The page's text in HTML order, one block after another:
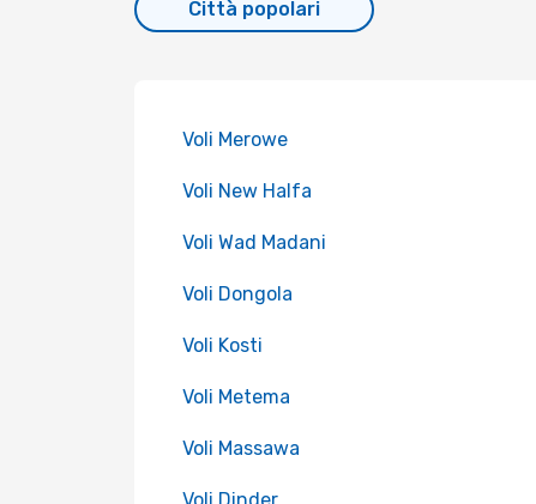
Città popolari
Voli Merowe
Voli New Halfa
Voli Wad Madani
Voli Dongola
Voli Kosti
Voli Metema
Voli Massawa